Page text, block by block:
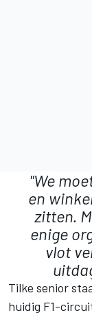
"We
en
zitten.
enige
vlot
Tilke senior
huidig F1-